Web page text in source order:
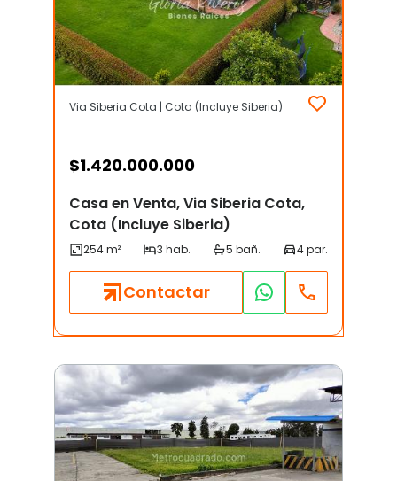
Via Siberia Cota | Cota (Incluye Siberia)
$1.420.000.000
Casa en Venta, Via Siberia Cota,
Cota (Incluye Siberia)
Contactar